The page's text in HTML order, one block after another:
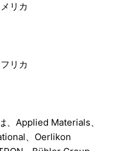
リカ
リカ
、Applied Materials、
、Oerlikon